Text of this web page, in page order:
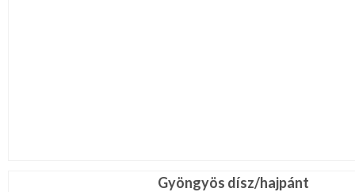
Gyöngyös dísz/hajpánt